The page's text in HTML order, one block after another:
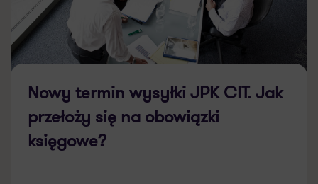
Nowy termin wysyłki JPK CIT. Jak
przełoży się na obowiązki
księgowe?